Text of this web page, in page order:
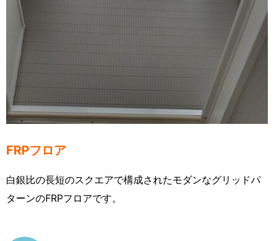
FRPフロア
白銀比の長短のスクエアで構成されたモダンなグリッドパ
ターンのFRPフロアです。